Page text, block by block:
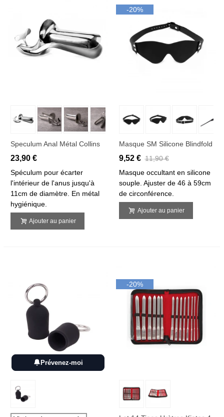
Speculum Anal Métal Collins
23,90 €
Spéculum pour écarter
l'intérieur de l'anus jusqu'à
11cm de diamètre. En métal
hygiénique.
Ajouter au panier
-20%
Masque SM Silicone Blindfold
9,52 € 11,90 €
Masque occultant en silicone
souple. Ajuster de 46 à 59cm
de circonférence.
Ajouter au panier
Prévenez-moi
-20%